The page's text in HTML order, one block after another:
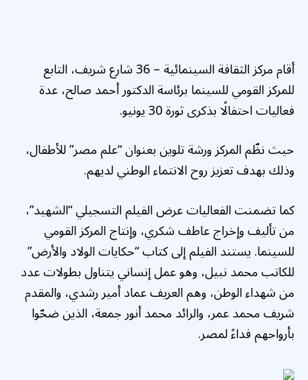
أقام مركز الثقافة السينمائية – 36 شارع شريف، التابع
للمركز القومي للسينما برئاسة الدكتور أحمد صالح، عدة
فعاليات احتفالًا بذكرى ثورة 30 يونيو.
حيث نظّم المركز ورشة تلوين بعنوان “علم مصر” للأطفال،
وذلك بهدف تعزيز روح الانتماء الوطني لديهم.
كما تضمنت الفعاليات عرض الفيلم التسجيلي “الشهيد”،
من تأليف وإخراج عاطف شكري، وإنتاج المركز القومي
للسينما. يستند الفيلم إلى كتاب “حكايات الولاد والأرض”
للكاتب محمد نبيل، وهو عمل إنساني يتناول بطولات عدد
من شهداء الوطن، وهم العريف عماد أمير رشدي، والمقدم
شريف محمد عمر، والرائد محمد أنور جمعة، الذين ضحّوا
بأرواحهم فداءً لمصر.